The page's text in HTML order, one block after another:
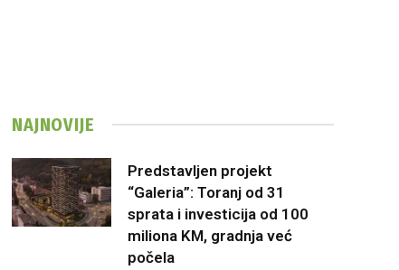
NAJNOVIJE
Predstavljen projekt
“Galeria”: Toranj od 31
sprata i investicija od 100
miliona KM, gradnja već
počela